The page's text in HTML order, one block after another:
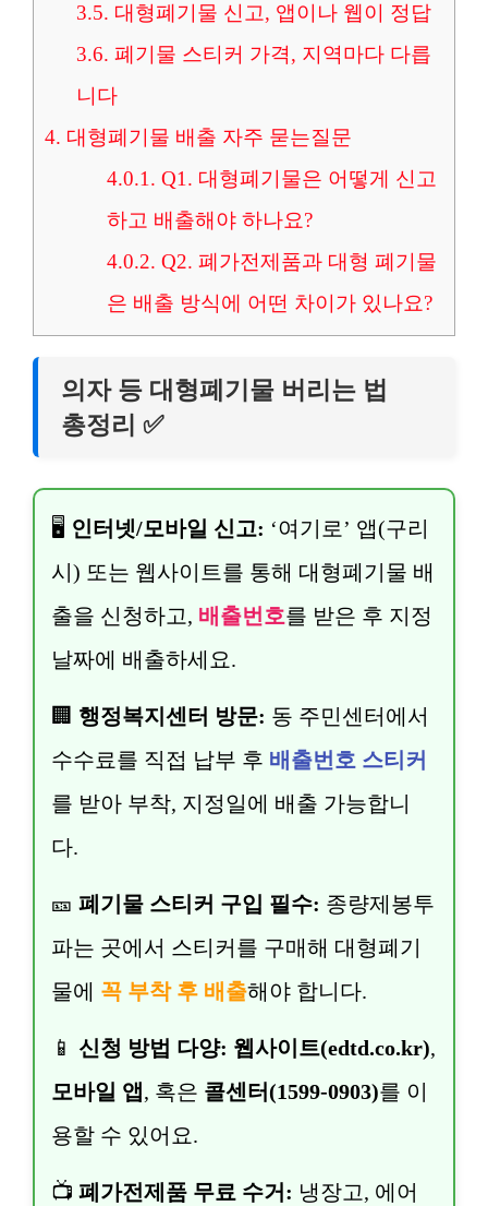
3.5. 대형폐기물 신고, 앱이나 웹이 정답
3.6. 폐기물 스티커 가격, 지역마다 다릅
니다
4. 대형폐기물 배출 자주 묻는질문
4.0.1. Q1. 대형폐기물은 어떻게 신고
하고 배출해야 하나요?
4.0.2. Q2. 폐가전제품과 대형 폐기물
은 배출 방식에 어떤 차이가 있나요?
의자 등 대형폐기물 버리는 법
총정리 ✅
🖥️ 인터넷/모바일 신고: ‘여기로’ 앱(구리
시) 또는 웹사이트를 통해 대형폐기물 배
출을 신청하고, 배출번호를 받은 후 지정
날짜에 배출하세요.
🏢 행정복지센터 방문: 동 주민센터에서
수수료를 직접 납부 후 배출번호 스티커
를 받아 부착, 지정일에 배출 가능합니
다.
🎫 폐기물 스티커 구입 필수: 종량제봉투
파는 곳에서 스티커를 구매해 대형폐기
물에 꼭 부착 후 배출해야 합니다.
📱 신청 방법 다양: 웹사이트(edtd.co.kr),
모바일 앱, 혹은 콜센터(1599-0903)를 이
용할 수 있어요.
📺 폐가전제품 무료 수거: 냉장고, 에어